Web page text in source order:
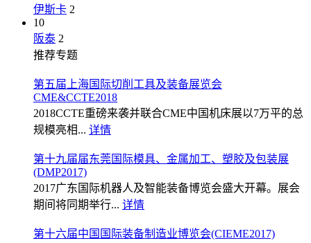
伊斯卡 2
10
阪泰 2
推荐专题
第五届上海国际切削工具及装备展览会
CME&CCTE2018
2018CCTE重磅来袭并联合CME中国机床展以7万平的总
规模亮相... 详情
第十九届届东莞国际模具、金属加工、塑胶及包装展
(DMP2017)
2017广东国际机器人及智能装备博览会盛大开幕。展会
期间将同期举行... 详情
第十六届中国国际装备制造业博览会(CIEME2017)